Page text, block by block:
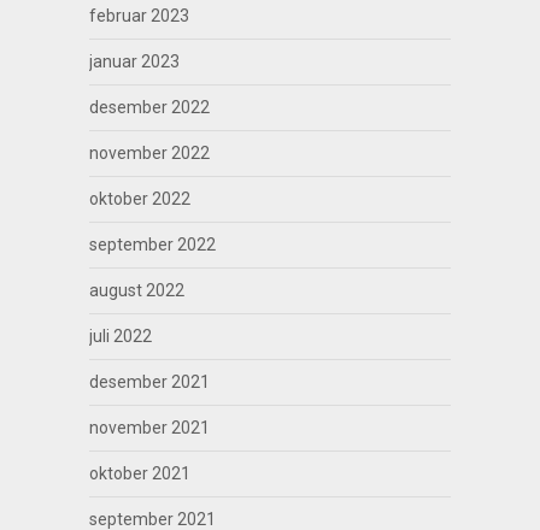
februar 2023
januar 2023
desember 2022
november 2022
oktober 2022
september 2022
august 2022
juli 2022
desember 2021
november 2021
oktober 2021
september 2021